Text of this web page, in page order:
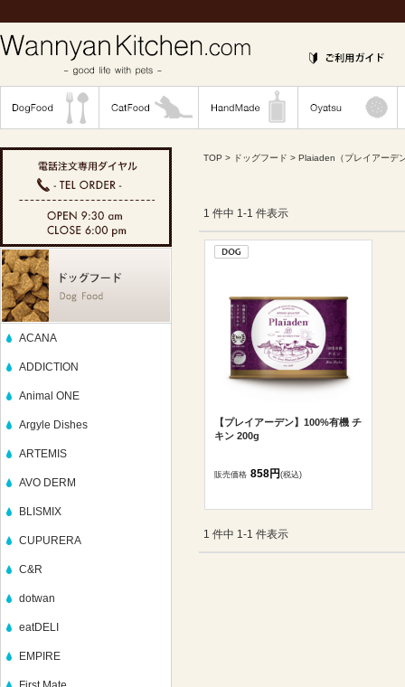
ACANA
ADDICTION
Animal ONE
Argyle Dishes
ARTEMIS
AVO DERM
BLISMIX
CUPURERA
C&R
dotwan
eatDELI
EMPIRE
TOP > ドッグフード > Plaiaden（プレイアーデ
1 件中 1-1 件表示
【プレイアーデン】100%有機 チ
キン 200g
販売価格 858円(税込)
1 件中 1-1 件表示